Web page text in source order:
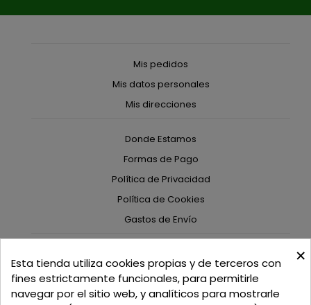
Mis pedidos
Mis datos personales
Mis direcciones
Donde Estamos
Formas de Pago
Política de Privacidad
Política de Cookies
Gastos de Envío
C/ Delgadillo Nº 7 - Local 1 - 45600
Talavera de la Reina - Toledo - (España)
Llamadnos:+34 925 82 02 19 o625 654 791
×
Esta tienda utiliza cookies propias y de terceros con
fines estrictamente funcionales, para permitirle
navegar por el sitio web, y analíticos para mostrarle